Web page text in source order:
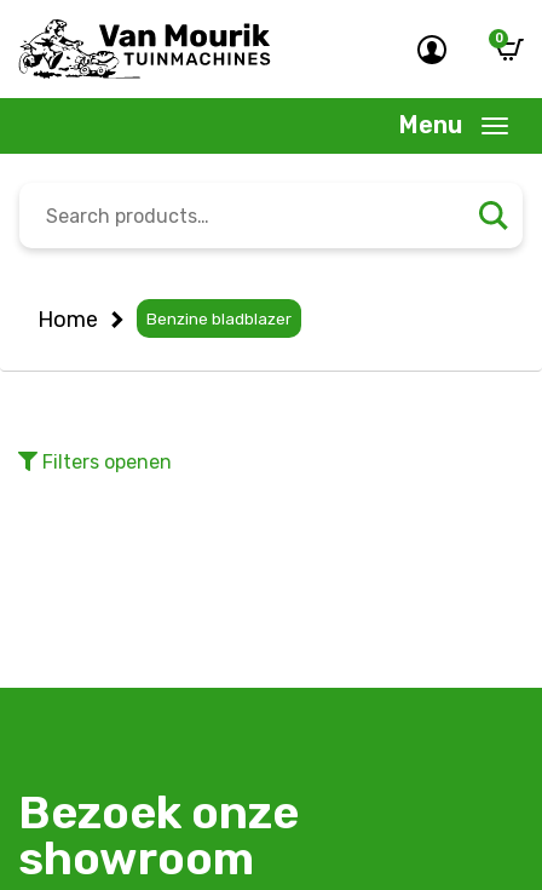
0
Menu
Search
Home Benzine bladblazer
Filters openen
Bezoek onze
showroom